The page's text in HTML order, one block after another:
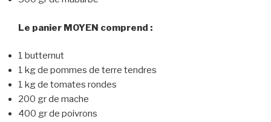
Le panier MOYEN comprend :
1 butternut
1 kg de pommes de terre tendres
1 kg de tomates rondes
200 gr de mache
400 gr de poivrons